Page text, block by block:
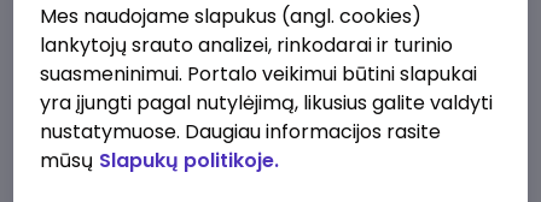
Kokios srities darbo pasiūlymai jus domina?
Pridėti naują
Mes naudojame slapukus (angl. cookies)
lankytojų srauto analizei, rinkodarai ir turinio
suasmeninimui. Portalo veikimui būtini slapukai
yra įjungti pagal nutylėjimą, likusius galite valdyti
nustatymuose. Daugiau informacijos rasite
mūsų Slapukų politikoje.